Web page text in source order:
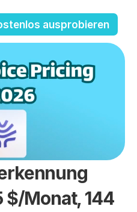
ausprobieren
$/Monat, 144